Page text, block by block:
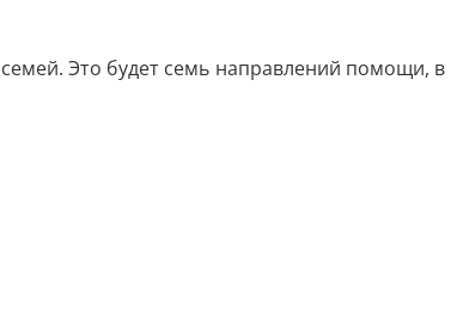
Это будет семь направлений помощи, в